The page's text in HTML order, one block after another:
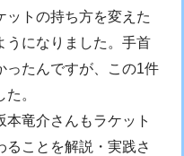
ットの持ち方を変えた
うになりました。手首
ったんですが、この1件
。
本竜介さんもラケット
ことを解説・実践さ